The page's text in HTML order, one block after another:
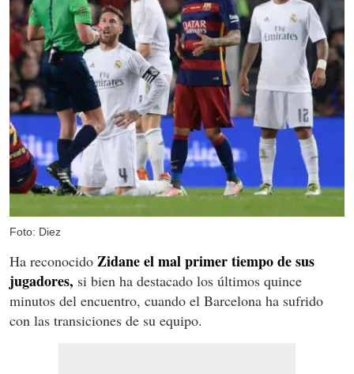
Foto: Diez
Ha reconocido Zidane el mal primer tiempo de sus
jugadores, si bien ha destacado los últimos quince
minutos del encuentro, cuando el Barcelona ha sufrido
con las transiciones de su equipo.